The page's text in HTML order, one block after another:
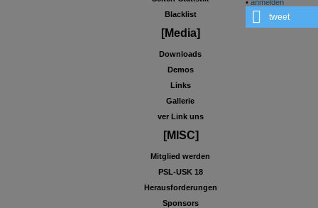
Blacklist
[Media]
Downloads
Demos
Links
Gallerie
ver Link uns
[MISC]
Mitglied werden
PSL-USK 18
Herausforderungen
Sponsors
• anmelden
tweet